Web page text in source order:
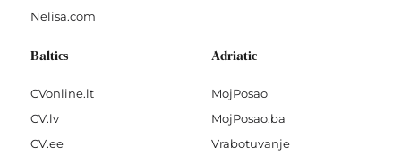
Nelisa.com
Baltics
CVonline.lt
CV.lv
CV.ee
Adriatic
MojPosao
MojPosao.ba
Vrabotuvanje